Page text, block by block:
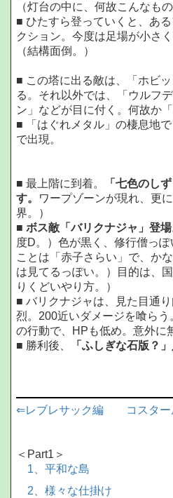
（灯台の中に、何故こんなも
■ ひたすら登っていくと、あ
クション。今度は足場が小さ
（結構面倒。）
■ この塔に出る敵は、「ホビ
る。それ以外では、「ウルフ
ン」などが目に付く。何故か
■ 「はぐれメタル」の棲息地
で出現。
■ 最上階に到着。
「七色のし
す。
ワープゾーンが現れ、更
界。）
■ ボス敵「バリクナジャ」登場
度D。）色が黒く、修行僧っ
ことは「赤子さらい」で、か
は見てるっぽい。）目的は、
りくどいやり方。）
■ バリクナジャは、見た目通
烈。200近いダメージを喰ら
の行動で、HPも低め。意外に
■ 勝利後、
「ふしぎな石版？」
⇐レブレサック編 コスタ
＜Part1＞
1、平和な島
2、様々な仕掛け